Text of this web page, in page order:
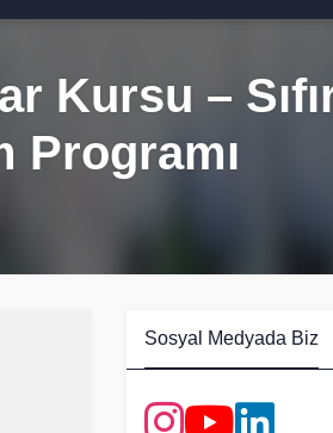
Kursu –
Programı
Sosyal Medyada Biz